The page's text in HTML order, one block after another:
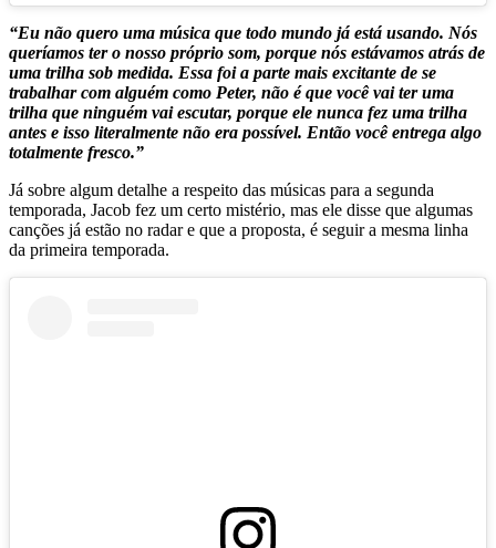
“Eu não quero uma música que todo mundo já está usando. Nós
queríamos ter o nosso próprio som, porque nós estávamos atrás de
uma trilha sob medida. Essa foi a parte mais excitante de se
trabalhar com alguém como Peter, não é que você vai ter uma
trilha que ninguém vai escutar, porque ele nunca fez uma trilha
antes e isso literalmente não era possível. Então você entrega algo
totalmente fresco.”
Já sobre algum detalhe a respeito das músicas para a segunda
temporada, Jacob fez um certo mistério, mas ele disse que algumas
canções já estão no radar e que a proposta, é seguir a mesma linha
da primeira temporada.